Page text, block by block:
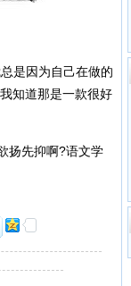
是因为自己在做的
知道那是一款很好
扬先抑啊?语文学